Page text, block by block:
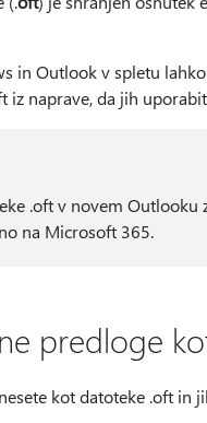
in Outlook v spletu
iz naprave, da jih
.oft v novem
na Microsoft 365.
predloge
kot datoteke .oft in